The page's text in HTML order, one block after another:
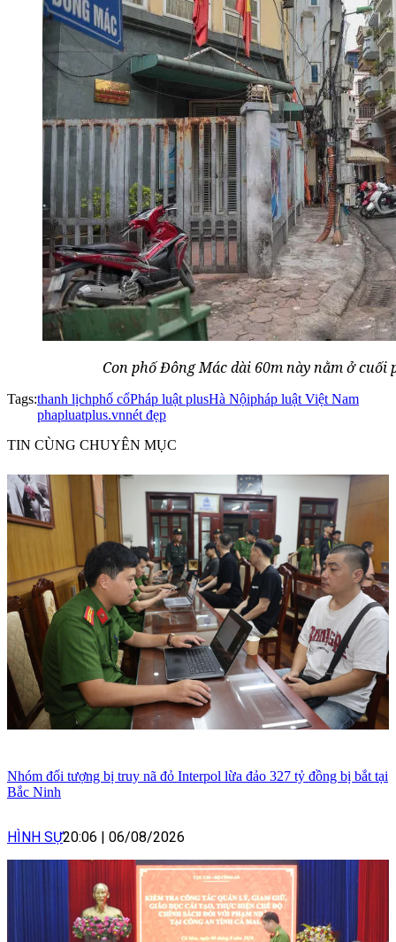
Con phố Đông Mác dài 60m này nằm ở cuối
Tags:thanh lịchphố cổPháp luật plusHà Nộipháp luật Việt Nam
phapluatplus.vnnét đẹp
TIN CÙNG CHUYÊN MỤC
Nhóm đối tượng bị truy nã đỏ Interpol lừa đảo 327 tỷ đồng bị bắt tại
Bắc Ninh
HÌNH SỰ20:06 | 06/08/2026